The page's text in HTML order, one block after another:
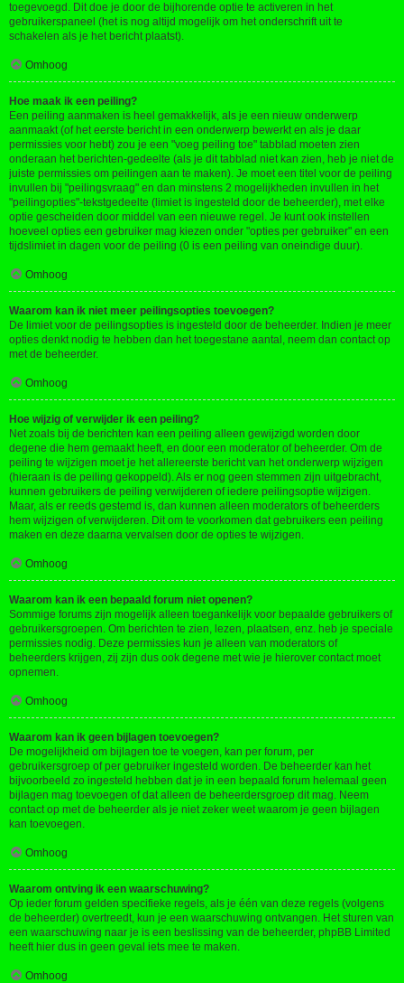
toegevoegd. Dit doe je door de bijhorende optie te activeren in het
gebruikerspaneel (het is nog altijd mogelijk om het onderschrift uit te
schakelen als je het bericht plaatst).
Omhoog
Hoe maak ik een peiling?
Een peiling aanmaken is heel gemakkelijk, als je een nieuw onderwerp
aanmaakt (of het eerste bericht in een onderwerp bewerkt en als je daar
permissies voor hebt) zou je een "voeg peiling toe" tabblad moeten zien
onderaan het berichten-gedeelte (als je dit tabblad niet kan zien, heb je niet de
juiste permissies om peilingen aan te maken). Je moet een titel voor de peiling
invullen bij "peilingsvraag" en dan minstens 2 mogelijkheden invullen in het
"peilingopties"-tekstgedeelte (limiet is ingesteld door de beheerder), met elke
optie gescheiden door middel van een nieuwe regel. Je kunt ook instellen
hoeveel opties een gebruiker mag kiezen onder "opties per gebruiker" en een
tijdslimiet in dagen voor de peiling (0 is een peiling van oneindige duur).
Omhoog
Waarom kan ik niet meer peilingsopties toevoegen?
De limiet voor de peilingsopties is ingesteld door de beheerder. Indien je meer
opties denkt nodig te hebben dan het toegestane aantal, neem dan contact op
met de beheerder.
Omhoog
Hoe wijzig of verwijder ik een peiling?
Net zoals bij de berichten kan een peiling alleen gewijzigd worden door
degene die hem gemaakt heeft, en door een moderator of beheerder. Om de
peiling te wijzigen moet je het allereerste bericht van het onderwerp wijzigen
(hieraan is de peiling gekoppeld). Als er nog geen stemmen zijn uitgebracht,
kunnen gebruikers de peiling verwijderen of iedere peilingsoptie wijzigen.
Maar, als er reeds gestemd is, dan kunnen alleen moderators of beheerders
hem wijzigen of verwijderen. Dit om te voorkomen dat gebruikers een peiling
maken en deze daarna vervalsen door de opties te wijzigen.
Omhoog
Waarom kan ik een bepaald forum niet openen?
Sommige forums zijn mogelijk alleen toegankelijk voor bepaalde gebruikers of
gebruikersgroepen. Om berichten te zien, lezen, plaatsen, enz. heb je speciale
permissies nodig. Deze permissies kun je alleen van moderators of
beheerders krijgen, zij zijn dus ook degene met wie je hierover contact moet
opnemen.
Omhoog
Waarom kan ik geen bijlagen toevoegen?
De mogelijkheid om bijlagen toe te voegen, kan per forum, per
gebruikersgroep of per gebruiker ingesteld worden. De beheerder kan het
bijvoorbeeld zo ingesteld hebben dat je in een bepaald forum helemaal geen
bijlagen mag toevoegen of dat alleen de beheerdersgroep dit mag. Neem
contact op met de beheerder als je niet zeker weet waarom je geen bijlagen
kan toevoegen.
Omhoog
Waarom ontving ik een waarschuwing?
Op ieder forum gelden specifieke regels, als je één van deze regels (volgens
de beheerder) overtreedt, kun je een waarschuwing ontvangen. Het sturen van
een waarschuwing naar je is een beslissing van de beheerder, phpBB Limited
heeft hier dus in geen geval iets mee te maken.
Omhoog